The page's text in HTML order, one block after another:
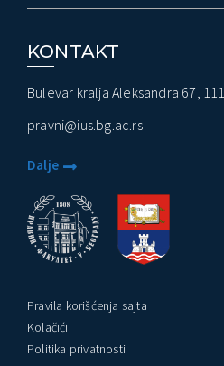
KONTAKT
Bulevar kralja Aleksandra 67,
pravni@ius.bg.ac.rs
Dalje
Pravila korišćenja sajta
Kolačići
Politika privatnosti